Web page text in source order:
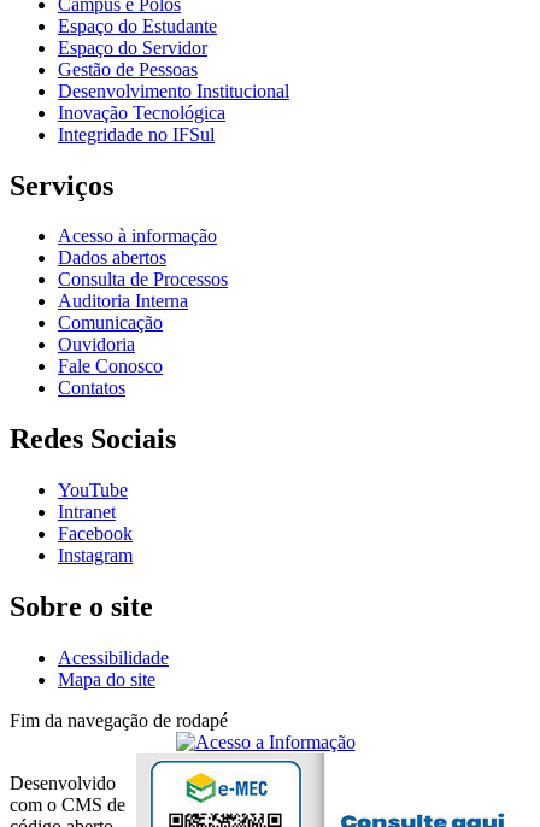
Espaço do Estudante
Espaço do Servidor
Gestão de Pessoas
Desenvolvimento Institucional
Inovação Tecnológica
Integridade no IFSul
Serviços
Acesso à informação
Dados abertos
Consulta de Processos
Auditoria Interna
Comunicação
Ouvidoria
Fale Conosco
Contatos
Redes Sociais
YouTube
Intranet
Facebook
Instagram
Sobre o site
Acessibilidade
Mapa do site
Fim da navegação de rodapé
Desenvolvido
com o CMS de